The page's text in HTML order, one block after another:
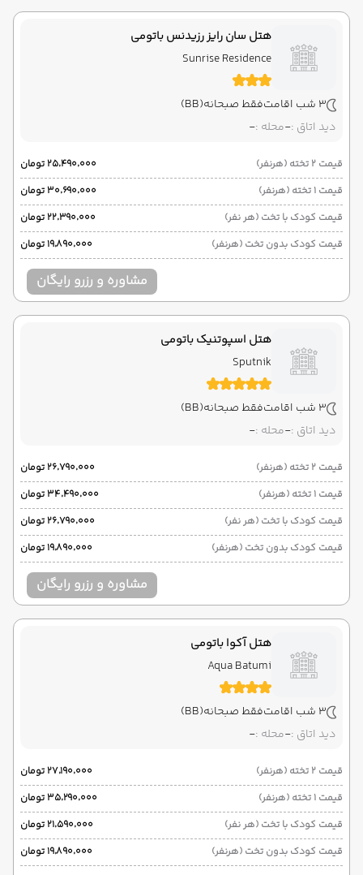
هتل سان رایز رزیدنس باتومی
Sunrise Residence
3 شب اقامت فقط صبحانه(BB)
دید اتاق :-محله :-
قیمت 2 تخته (هرنفر)
۲۵٬۴۹۰٬۰۰۰ تومان
قیمت 1 تخته (هرنفر)
۳۰٬۶۹۰٬۰۰۰ تومان
قیمت کودک با تخت (هر نفر)
۲۲٬۳۹۰٬۰۰۰ تومان
قیمت کودک بدون تخت (هرنفر)
۱۹٬۸۹۰٬۰۰۰ تومان
مشاوره و رزرو رایگان
هتل اسپوتنیک باتومی
Sputnik
3 شب اقامت فقط صبحانه(BB)
دید اتاق :-محله :-
قیمت 2 تخته (هرنفر)
۲۶٬۷۹۰٬۰۰۰ تومان
قیمت 1 تخته (هرنفر)
۳۴٬۴۹۰٬۰۰۰ تومان
قیمت کودک با تخت (هر نفر)
۲۶٬۷۹۰٬۰۰۰ تومان
قیمت کودک بدون تخت (هرنفر)
۱۹٬۸۹۰٬۰۰۰ تومان
مشاوره و رزرو رایگان
هتل آکوا باتومی
Aqua Batumi
3 شب اقامت فقط صبحانه(BB)
دید اتاق :-محله :-
قیمت 2 تخته (هرنفر)
۲۷٬۱۹۰٬۰۰۰ تومان
قیمت 1 تخته (هرنفر)
۳۵٬۲۹۰٬۰۰۰ تومان
قیمت کودک با تخت (هر نفر)
۲۱٬۵۹۰٬۰۰۰ تومان
قیمت کودک بدون تخت (هرنفر)
۱۹٬۸۹۰٬۰۰۰ تومان